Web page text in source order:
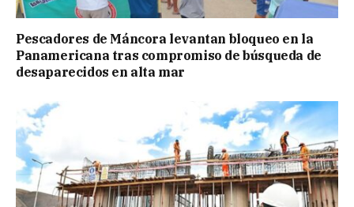
Pescadores de Máncora levantan bloqueo en la
Panamericana tras compromiso de búsqueda de
desaparecidos en alta mar